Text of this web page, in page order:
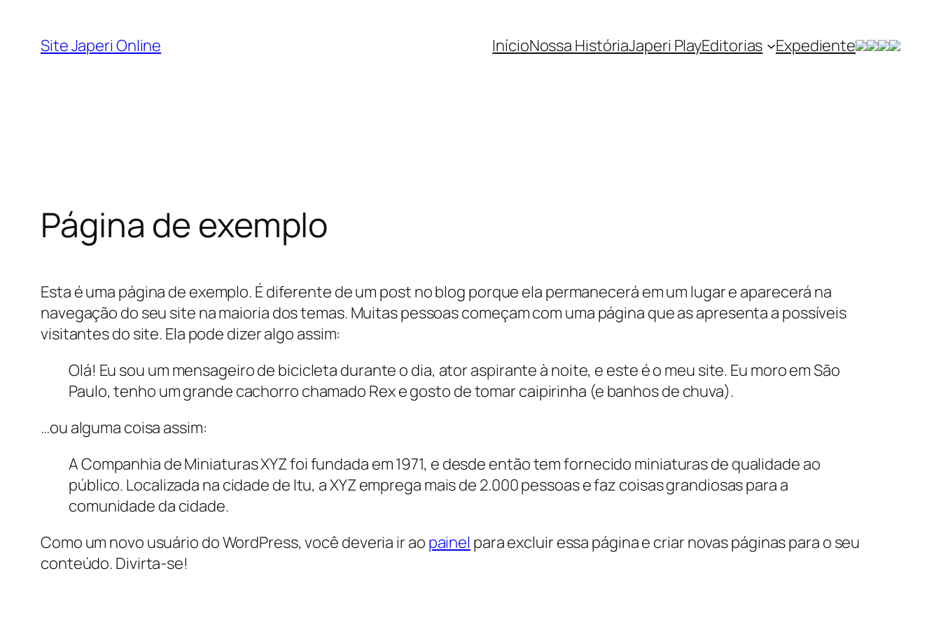
Site Japeri Online InícioNossa HistóriaJaperi PlayEditorias Expediente
Página de exemplo
Esta é uma página de exemplo. É diferente de um post no blog porque ela permanecerá em um lugar e aparecerá na
navegação do seu site na maioria dos temas. Muitas pessoas começam com uma página que as apresenta a possíveis
visitantes do site. Ela pode dizer algo assim:
Olá! Eu sou um mensageiro de bicicleta durante o dia, ator aspirante à noite, e este é o meu site. Eu moro em São
Paulo, tenho um grande cachorro chamado Rex e gosto de tomar caipirinha (e banhos de chuva).
…ou alguma coisa assim:
A Companhia de Miniaturas XYZ foi fundada em 1971, e desde então tem fornecido miniaturas de qualidade ao
público. Localizada na cidade de Itu, a XYZ emprega mais de 2.000 pessoas e faz coisas grandiosas para a
comunidade da cidade.
Como um novo usuário do WordPress, você deveria ir ao painel para excluir essa página e criar novas páginas para o seu
conteúdo. Divirta-se!